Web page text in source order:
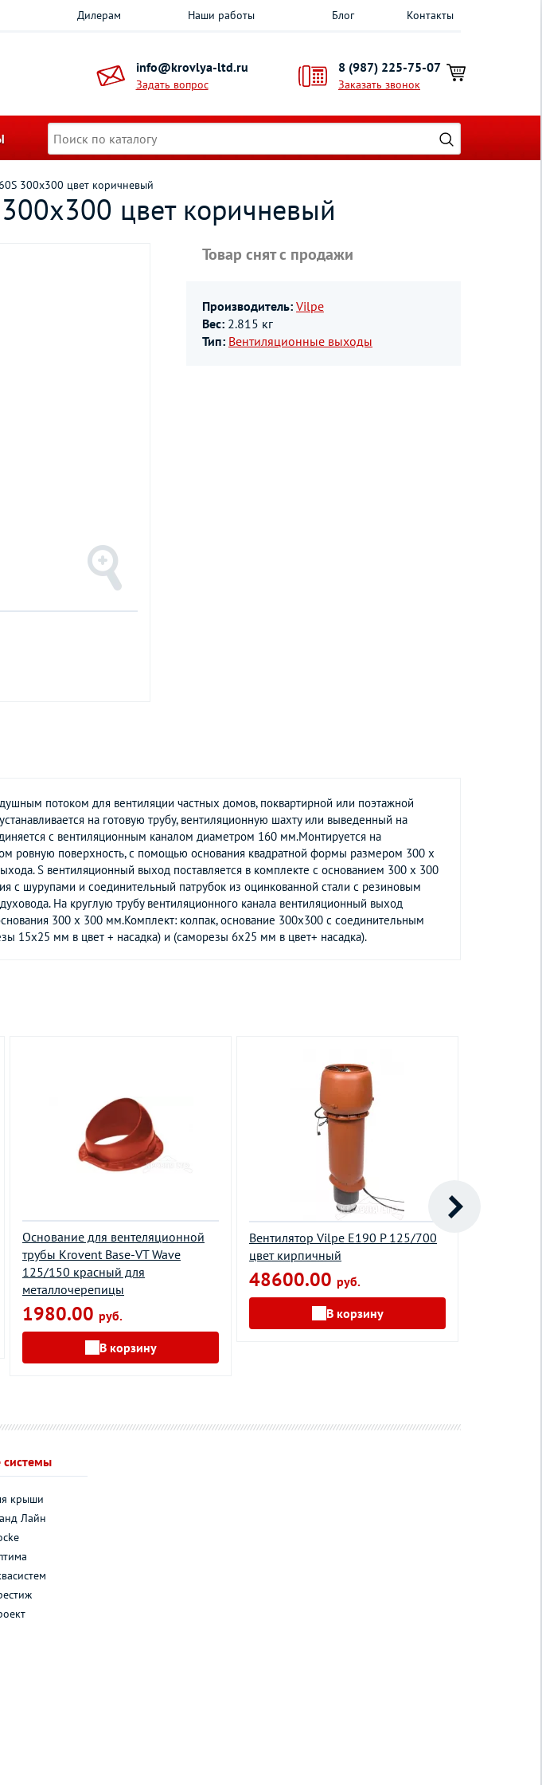
Дилерам Наши работы Блог Контакты
info@krovlya-ltd.ru
Задать вопрос
8 (987) 225-75-07
Заказать звонок
300x300 цвет коричневый
цвет коричневый
Товар снят с продажи
Производитель: Vilpe
Вес: 2.815 кг
Тип: Вентиляционные выходы
потоком для вентиляции частных домов, поквартирной или поэтажной
на готовую трубу, вентиляционную шахту или выведенный на
с вентиляционным каналом диаметром 160 мм.Монтируется на
ровную поверхность, с помощью основания квадратной формы размером 300 х
S вентиляционный выход поставляется в комплекте с основанием 300 х 300
с шурупами и соединительный патрубок из оцинкованной стали с резиновым
На круглую трубу вентиляционного канала вентиляционный выход
300 х 300 мм.Комплект: колпак, основание 300x300 с соединительным
15x25 мм в цвет + насадка) и (саморезы 6x25 мм в цвет+ насадка).
Основание для вентеляционной
трубы Krovent Base-VT Wave
125/150 красный для
металлочерепицы
1980.00 руб.
В корзину
Вентилятор Vilpe Е190 P 125/700
цвет кирпичный
48600.00 руб.
В корзину
системы
крыши
Лайн